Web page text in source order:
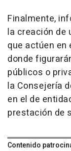
Finalmente,
la creación de
que actúen en
donde
públicos o
la Consejería
en el de
prestación de
Contenido